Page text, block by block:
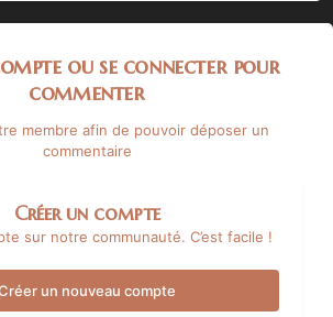
ou se connecter pour
commenter
membre afin de pouvoir déposer un
commentaire
Créer un compte
sur notre communauté. C’est facile !
un nouveau compte